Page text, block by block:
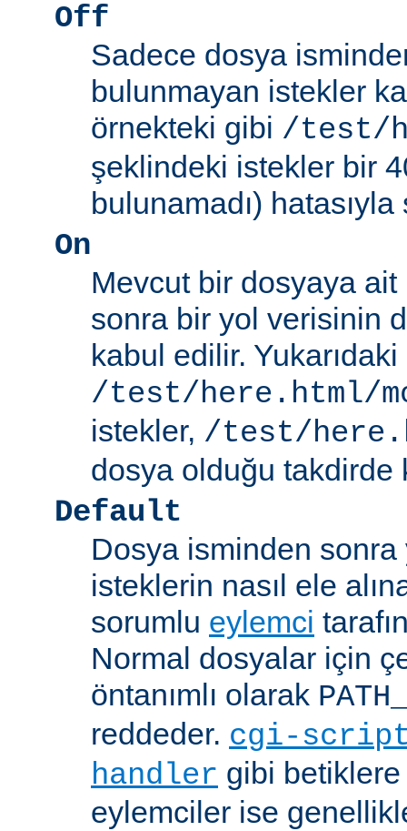
Off
Sadece dosya
bulunmayan istekler
örnekteki gibi /test/
şeklindeki istekler bir
bulunamadı) hatasıyla
On
Mevcut bir dosyaya
sonra bir yol verisinin
kabul edilir.
/test/here.html/
istekler, /test/
dosya olduğu takdirde
Default
Dosya isminden
isteklerin nasıl ele
sorumlu eylemci
Normal dosyalar için
öntanımlı olarak
reddeder. cgi-
handler gibi
eylemciler ise